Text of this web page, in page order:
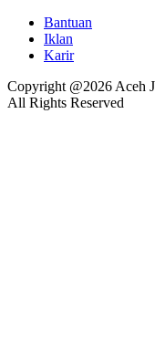
Bantuan
Iklan
Karir
Copyright @2026 Aceh
All Rights Reserved